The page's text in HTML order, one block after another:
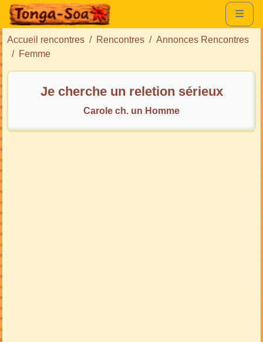
Accueil rencontres Rencontres
Annonces Rencontres
Femme
Je cherche un reletion sérieux
Carole ch. un Homme